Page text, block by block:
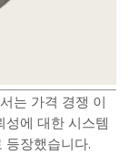
는 가격 경쟁 이
성에 대한 시스템
등장했습니다.